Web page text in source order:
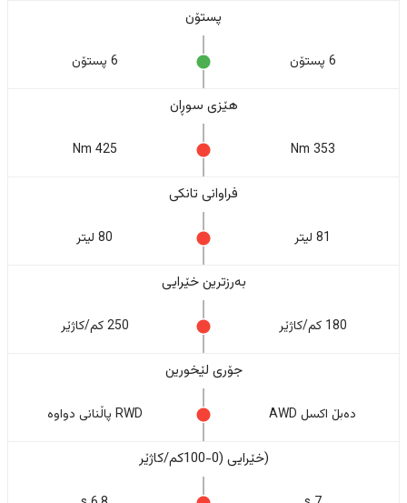
پستۆن
6 پستۆن 6 پستۆن
هێزی سوڕان
353 Nm
425 Nm
فراوانی تانکی
81 لیتر 80 لیتر
بەرزترین خێرایی
180 کم/کاژێر 250 کم/کاژێر
جۆری لێخورین
دەبڵ اکسل AWD RWD پاڵنانی دواوە
(خێرایی (0-100کم/کاژێر